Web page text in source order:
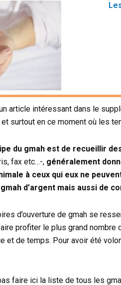
article intéressant dans le
surtout en ce moment où les
du gmah est de recueillir
fax etc…-, généralement
à ceux qui eux ne
d’argent mais aussi de
d’ouverture de gmah se
profiter le plus grand
et de temps. Pour avoir été
faire ici la liste de tous les